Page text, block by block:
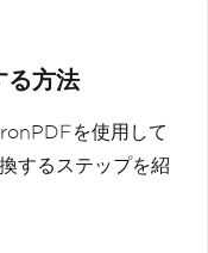
方法
を使用して
するステップを紹